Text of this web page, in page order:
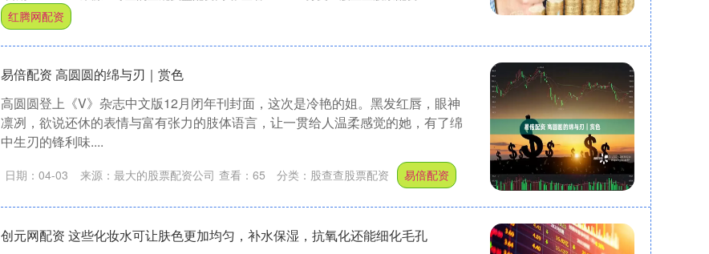
红腾网配资
易倍配资 高圆圆的绵与刃｜赏色
高圆圆登上《V》杂志中文版12月闭年刊封面，这次是冷艳的姐。黑发红唇，眼神
凛冽，欲说还休的表情与富有张力的肢体语言，让一贯给人温柔感觉的她，有了绵
中生刃的锋利味....
日期：04-03 来源：最大的股票配资公司 查看： 65 分类： 股查查股票配资 易倍配资
创元网配资 这些化妆水可让肤色更加均匀，补水保湿，抗氧化还能细化毛孔